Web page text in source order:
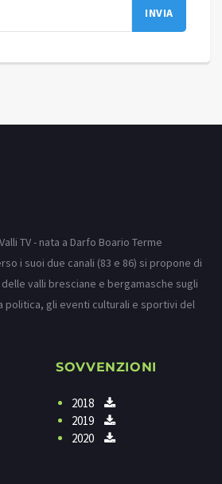
TV - nata a Darfo Boario Terme
i suoi due canali (83 e 86) si propone di
valli bresciane e bergamasche sugli
politica, gli eventi culturali e sportivi del
SOVVENZIONI
2018
2019
2020